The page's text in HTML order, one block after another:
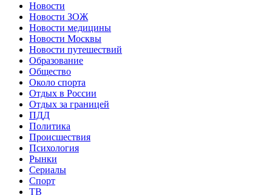
Новости
Новости ЗОЖ
Новости медицины
Новости Москвы
Новости путешествий
Образование
Общество
Около спорта
Отдых в России
Отдых за границей
ПДД
Политика
Происшествия
Психология
Рынки
Сериалы
Спорт
ТВ